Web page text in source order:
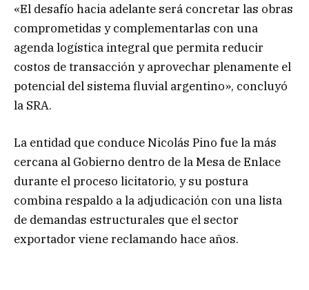
«El desafío hacia adelante será concretar las obras
comprometidas y complementarlas con una
agenda logística integral que permita reducir
costos de transacción y aprovechar plenamente el
potencial del sistema fluvial argentino», concluyó
la SRA.
La entidad que conduce Nicolás Pino fue la más
cercana al Gobierno dentro de la Mesa de Enlace
durante el proceso licitatorio, y su postura
combina respaldo a la adjudicación con una lista
de demandas estructurales que el sector
exportador viene reclamando hace años.